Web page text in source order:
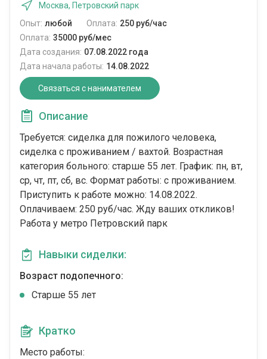
Москва, Петровский парк
Опыт: любой Оплата: 250 руб/час
Оплата: 35000 руб/мес
Дата создания: 07.08.2022 года
Дата начала работы: 14.08.2022
Связаться с нанимателем
Описание
Требуется: сиделка для пожилого человека,
сиделка с проживанием / вахтой. Возрастная
категория больного: cтарше 55 лет. График: пн, вт,
ср, чт, пт, сб, вс. Формат работы: c проживанием.
Приступить к работе можно: 14.08.2022.
Оплачиваем: 250 руб/час. Жду ваших откликов!
Работа у метро Петровский парк
Навыки сиделки:
Возраст подопечного:
Cтарше 55 лет
Кратко
Место работы: